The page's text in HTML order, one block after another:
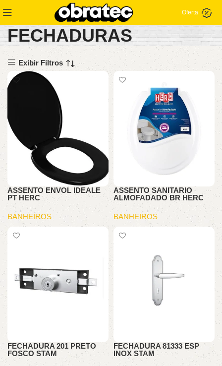
Oferta
FECHADURAS
Exibir Filtros
ASSENTO ENVOL IDEALE
PT HERC
BANHEIROS
ASSENTO SANITARIO
ALMOFADADO BR HERC
BANHEIROS
FECHADURA 201 PRETO
FOSCO STAM
FECHADURA 81333 ESP
INOX STAM